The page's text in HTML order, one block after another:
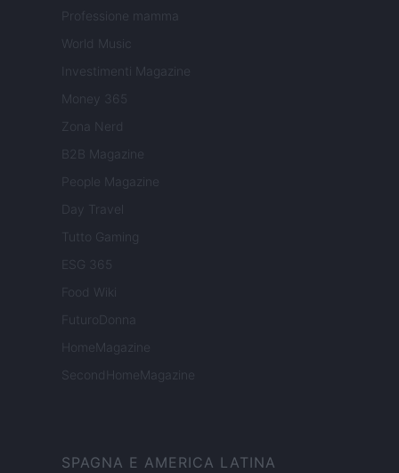
Professione mamma
World Music
Investimenti Magazine
Money 365
Zona Nerd
B2B Magazine
People Magazine
Day Travel
Tutto Gaming
ESG 365
Food Wiki
FuturoDonna
HomeMagazine
SecondHomeMagazine
SPAGNA E AMERICA LATINA